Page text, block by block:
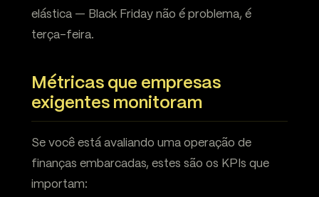
elástica — Black Friday não é problema, é
terça-feira.
Métricas que empresas
exigentes monitoram
Se você está avaliando uma operação de
finanças embarcadas, estes são os KPIs que
importam: